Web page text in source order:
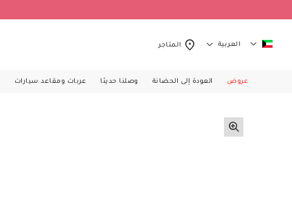
العربية المتاجر
عروض العودة إلى الحضانة وصلنا حديثا عربات ومقاعد سيارات